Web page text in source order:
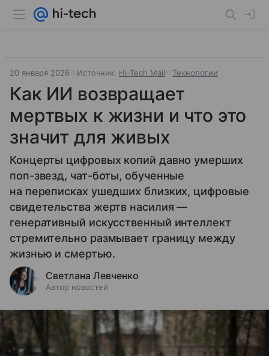
20 января 2026 Источник: Hi-Tech Mail Технологии
Как ИИ возвращает
мертвых к жизни и что это
значит для живых
Концерты цифровых копий давно умерших
поп-звезд, чат-боты, обученные
на переписках ушедших близких, цифровые
свидетельства жертв насилия —
генеративный искусственный интеллект
стремительно размывает границу между
жизнью и смертью.
Светлана Левченко
Автор новостей